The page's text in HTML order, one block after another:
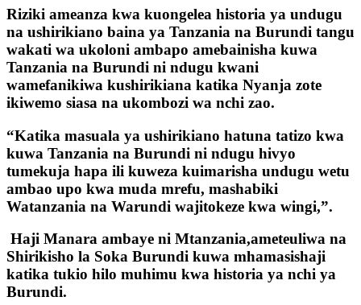
Riziki ameanza kwa kuongelea historia ya undugu
na ushirikiano baina ya Tanzania na Burundi tangu
wakati wa ukoloni ambapo amebainisha kuwa
Tanzania na Burundi ni ndugu kwani
wamefanikiwa kushirikiana katika Nyanja zote
ikiwemo siasa na ukombozi wa nchi zao.
“Katika masuala ya ushirikiano hatuna tatizo kwa
kuwa Tanzania na Burundi ni ndugu hivyo
tumekuja hapa ili kuweza kuimarisha undugu wetu
ambao upo kwa muda mrefu, mashabiki
Watanzania na Warundi wajitokeze kwa wingi,”.
Haji Manara ambaye ni Mtanzania,ameteuliwa na
Shirikisho la Soka Burundi kuwa mhamasishaji
katika tukio hilo muhimu kwa historia ya nchi ya
Burundi.